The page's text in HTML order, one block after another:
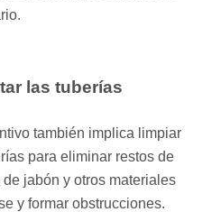
las tuberías
también implica limpiar
para eliminar restos de
jabón y otros materiales
y formar obstrucciones.